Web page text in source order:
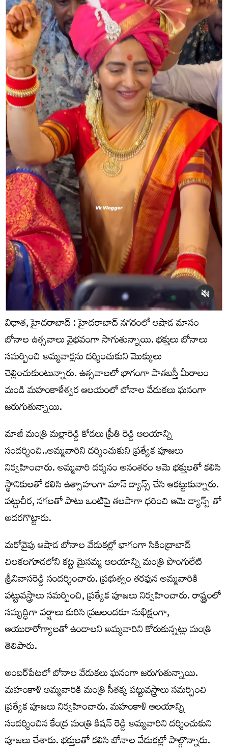
విధాత, హైదరాబాద్ : హైదరాబాద్ నగరంలో ఆషాడ మాసం
బోనాల ఉత్సవాలు వైభవంగా సాగుతున్నాయి. భక్తులు బోనాలు
సమర్పించి అమ్మవార్లను దర్శించుకుని మొక్కులు
చెల్లించుకుంటున్నారు. ఉత్సవాలలో భాగంగా పాతబస్తీ మీరాలం
మండి మహంకాళేశ్వర ఆలయంలో బోనాల వేడుకలు ఘనంగా
జరుగుతున్నాయి.
మాజీ మంత్రి మల్లారెడ్డి కోడలు ప్రీతి రెడ్డి ఆలయాన్ని
సందర్శించి..అమ్మవారిని దర్శించుకుని ప్రత్యేక పూజలు
నిర్వహించారు. అమ్మవారి దర్శనం అనంతరం ఆమె భక్తులతో కలిసి
స్థానికులతో కలిసి ఉత్సాహంగా మాస్ డ్యాన్స్ చేసి ఆకట్టుకున్నారు.
పట్టుచీర, నగలతో పాటు ఒంటిపై తలపాగా ధరించి ఆమె డ్యాన్స్ తో
అదరగొట్టారు.
మరోవైపు ఆషాడ బోనాల వేడుకల్లో భాగంగా సికింద్రాబాద్
చిలకలగూడలోని కట్ట మైసమ్మ ఆలయాన్ని మంత్రి పొంగులేటి
శ్రీనివాసరెడ్డి సందర్శించారు. ప్రభుత్వం తరఫున అమ్మవారికి
పట్టువస్త్రాలు సమర్పించి, ప్రత్యేక పూజలు నిర్వహించారు. రాష్ట్రంలో
సమృద్ధిగా వర్షాలు కురిసి ప్రజలందరూ సుభిక్షంగా,
ఆయురారోగ్యాలతో ఉండాలని అమ్మవారిని కోరుకున్నట్లు మంత్రి
తెలిపారు.
అంబర్‌పేటలో బోనాల వేడుకలు ఘనంగా జరుగుతున్నాయి.
మహంకాళి అమ్మవారికి మంత్రి సీతక్క పట్టువస్త్రాలు సమర్పించి
ప్రత్యేక పూజలు నిర్వహించారు. మహంకాళి ఆలయాన్ని
సందర్శించిన కేంద్ర మంత్రి కిషన్ రెడ్డి అమ్మవారిని దర్శించుకుని
పూజలు చేశారు. భక్తులతో కలిసి బోనాల వేడుకల్లో పాల్గొన్నారు.